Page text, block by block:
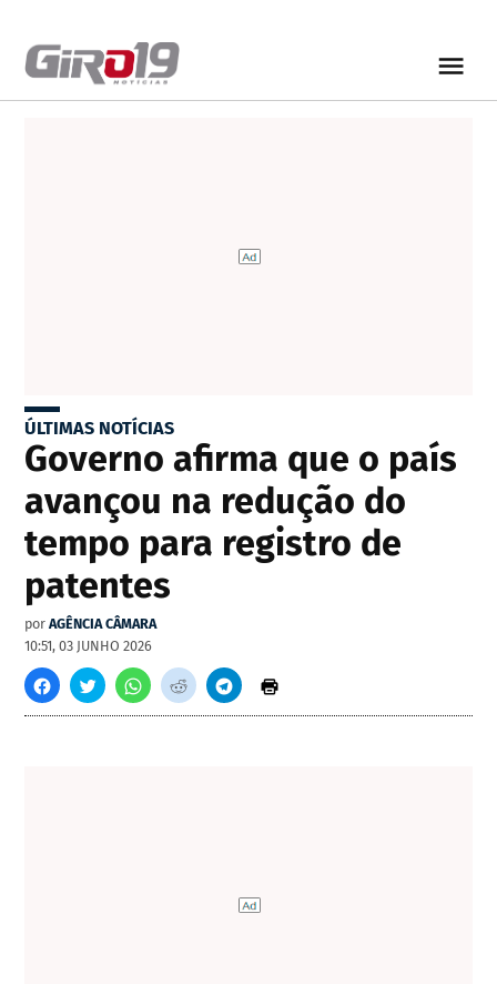
ÚLTIMAS NOTÍCIAS
Governo afirma que o país
avançou na redução do
tempo para registro de
patentes
por AGÊNCIA CÂMARA
10:51, 03 JUNHO 2026